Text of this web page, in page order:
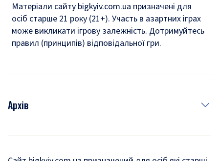
Матеріали сайту bigkyiv.com.ua призначені для
осіб старше 21 року (21+). Участь в азартних іграх
може викликати ігрову залежність. Дотримуйтесь
правил (принципів) відповідальної гри.
Архів